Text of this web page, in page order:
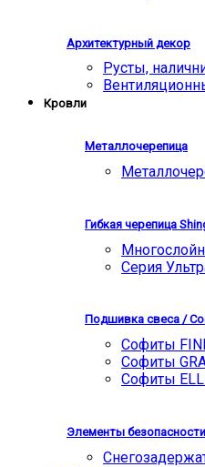
Архитектурный декор
Русты,
Кровли
Металлочерепица
Гибкая черепица
Серия
Подшивка свеса /
Софиты
Софиты
Софиты
Элементы